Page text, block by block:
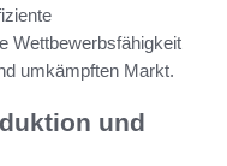
Wettbewerbsfähigkeit
umkämpften Markt.
und